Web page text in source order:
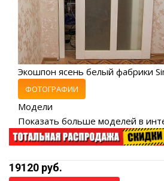
Экошпон ясень белый фабрики
ФОТОГРАФИИ
Модели
Показать больше моделей в
19120 руб.